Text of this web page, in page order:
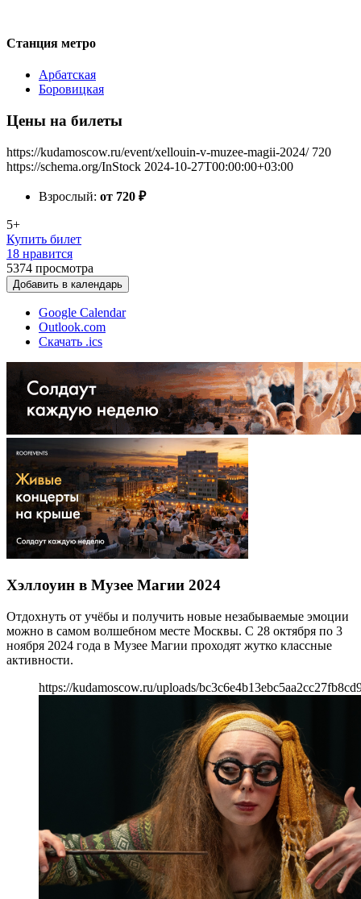
Станция метро
Арбатская
Боровицкая
Цены на билеты
https://kudamoscow.ru/event/xellouin-v-muzee-magii-2024/ 720
https://schema.org/InStock 2024-10-27T00:00:00+03:00
Взрослый: от 720 ₽
5+
Купить билет
18 нравится
5374 просмотра
Добавить в календарь
Google Calendar
Outlook.com
Скачать .ics
Хэллоуин в Музее Магии 2024
Отдохнуть от учёбы и получить новые незабываемые эмоции
можно в самом волшебном месте Москвы. С 28 октября по 3
ноября 2024 года в Музее Магии проходят жутко классные
активности.
https://kudamoscow.ru/uploads/